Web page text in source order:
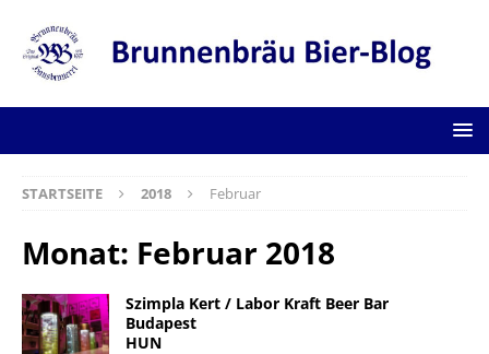
STARTSEITE 2018 Februar
Monat: Februar 2018
Szimpla Kert / Labor Kraft Beer Bar
Budapest
HUN